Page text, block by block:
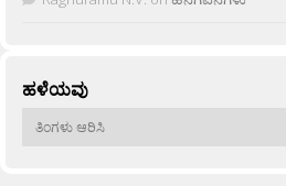
ಹಳೆಯವು
ಹಳೆಯವು